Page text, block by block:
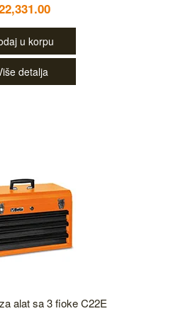
u korpu
detalja
alat sa 3 fioke C22E